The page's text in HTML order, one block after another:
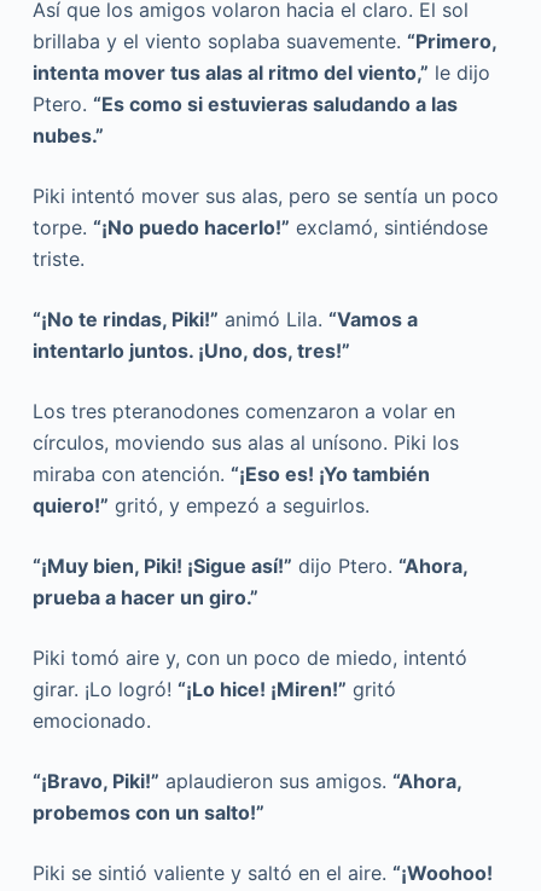
Así que los amigos volaron hacia el claro. El sol
brillaba y el viento soplaba suavemente. “Primero,
intenta mover tus alas al ritmo del viento,” le dijo
Ptero. “Es como si estuvieras saludando a las
nubes.”
Piki intentó mover sus alas, pero se sentía un poco
torpe. “¡No puedo hacerlo!” exclamó, sintiéndose
triste.
“¡No te rindas, Piki!” animó Lila. “Vamos a
intentarlo juntos. ¡Uno, dos, tres!”
Los tres pteranodones comenzaron a volar en
círculos, moviendo sus alas al unísono. Piki los
miraba con atención. “¡Eso es! ¡Yo también
quiero!” gritó, y empezó a seguirlos.
“¡Muy bien, Piki! ¡Sigue así!” dijo Ptero. “Ahora,
prueba a hacer un giro.”
Piki tomó aire y, con un poco de miedo, intentó
girar. ¡Lo logró! “¡Lo hice! ¡Miren!” gritó
emocionado.
“¡Bravo, Piki!” aplaudieron sus amigos. “Ahora,
probemos con un salto!”
Piki se sintió valiente y saltó en el aire. “¡Woohoo!